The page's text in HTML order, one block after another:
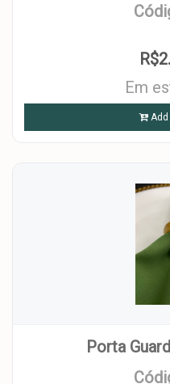
Em
Porta